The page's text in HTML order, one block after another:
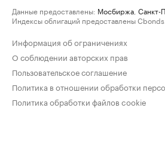
Данные предоставлены: Мосбиржа Санкт-
Индексы облигаций предоставлены Cbonds.
Информация об ограничениях
О соблюдении авторских прав
Пользовательское соглашение
Политика в отношении обработки
Политика обработки файлов cookie